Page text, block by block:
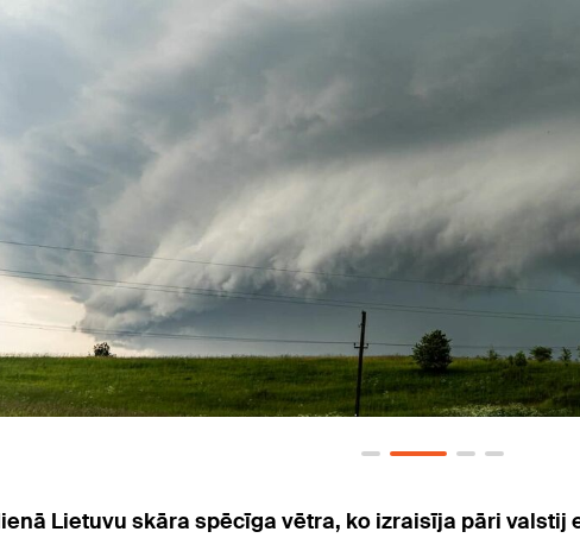
Lietuvu skāra spēcīga vētra, ko izraisīja pāri valstij